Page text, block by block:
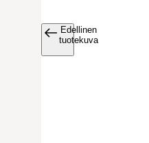
Edellinen
tuotekuva